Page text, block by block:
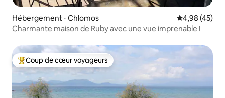
Hébergement ⋅ Chlomos Évaluation
4,98 (45)
Charmante maison de Ruby avec une vue imprenable !
Coups de cœur voyageurs les plus appréciés
Coup de cœur voyageurs